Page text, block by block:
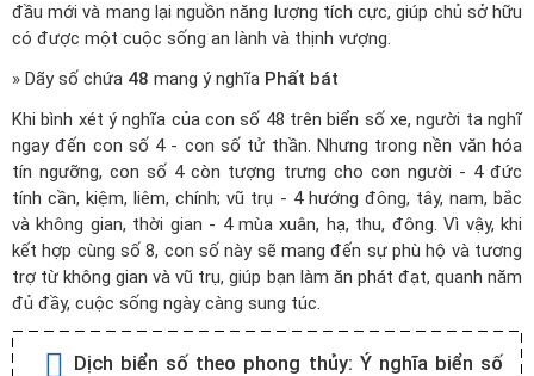
đầu mới và mang lại nguồn năng lượng tích cực, giúp chủ sở hữu
có được một cuộc sống an lành và thịnh vượng.
» Dãy số chứa 48 mang ý nghĩa Phất bát
Khi bình xét ý nghĩa của con số 48 trên biển số xe, người ta nghĩ
ngay đến con số 4 - con số tử thần. Nhưng trong nền văn hóa
tín ngưỡng, con số 4 còn tượng trưng cho con người - 4 đức
tính cần, kiệm, liêm, chính; vũ trụ - 4 hướng đông, tây, nam, bắc
và không gian, thời gian - 4 mùa xuân, hạ, thu, đông. Vì vậy, khi
kết hợp cùng số 8, con số này sẽ mang đến sự phù hộ và tương
trợ từ không gian và vũ trụ, giúp bạn làm ăn phát đạt, quanh năm
đủ đầy, cuộc sống ngày càng sung túc.
Dịch biển số theo phong thủy: Ý nghĩa biển số